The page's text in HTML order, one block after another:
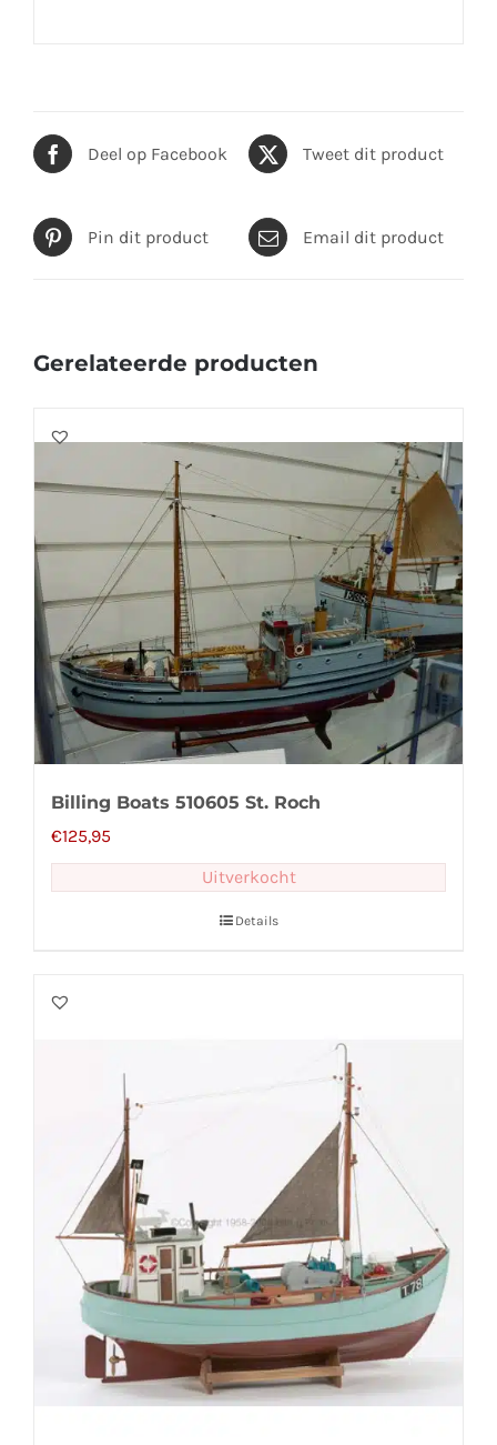
Deel op Facebook Tweet dit product
Pin dit product Email dit product
Gerelateerde producten
Billing Boats 510605 St. Roch
€125,95
Uitverkocht
Details